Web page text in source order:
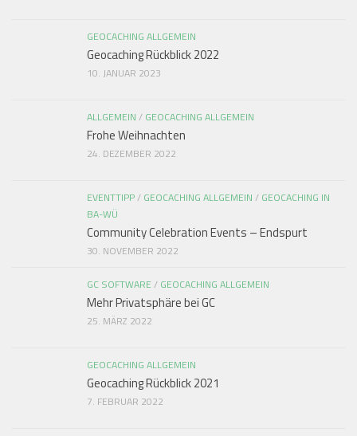
GEOCACHING ALLGEMEIN
Geocaching Rückblick 2022
10. JANUAR 2023
ALLGEMEIN / GEOCACHING ALLGEMEIN
Frohe Weihnachten
24. DEZEMBER 2022
EVENTTIPP/ GEOCACHING ALLGEMEIN / GEOCACHING IN
BA-WÜ
Community Celebration Events – Endspurt
30. NOVEMBER 2022
GC SOFTWARE / GEOCACHING ALLGEMEIN
Mehr Privatsphäre bei GC
25. MÄRZ 2022
GEOCACHING ALLGEMEIN
Geocaching Rückblick 2021
7. FEBRUAR 2022